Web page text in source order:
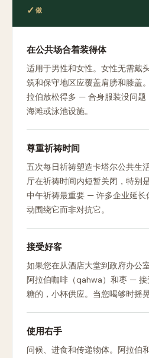
做
在公共场合着装得体
适用于男性和女性。女性无需戴
筑和保守地区应覆盖肩膀和膝盖
拉伯放松得多 — 合身服装没问题
海滩或泳池设施。
尊重祈祷时间
五次每日祈祷塑造卡塔尔公共生
厅在祈祷时间内短暂关闭，特别
中午祈祷最重要 — 许多企业延长
动围绕它而非对抗它。
接受好客
如果您在从酒店大堂到政府办公
阿拉伯咖啡（qahwa）和枣 — 接
糖的，小杯供应。当您喝够时摇
使用右手
问候、进食和传递物体。阿拉伯